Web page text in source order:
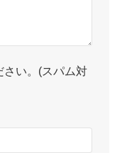
さい。(スパム対